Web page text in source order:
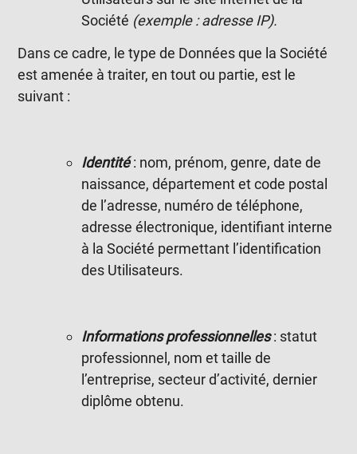
Société (exemple : adresse IP).
Dans ce cadre, le type de Données que la Société
est amenée à traiter, en tout ou partie, est le
suivant :
Identité: nom, prénom, genre, date de
naissance, département et code postal
de l’adresse, numéro de téléphone,
adresse électronique, identifiant interne
à la Société permettant l’identification
des Utilisateurs.
Informations professionnelles: statut
professionnel, nom et taille de
l’entreprise, secteur d’activité, dernier
diplôme obtenu.